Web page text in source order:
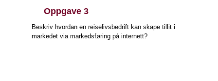
Oppgave 3
Beskriv hvordan en reiselivsbedrift kan skape tillit i
markedet via markedsføring på internett?